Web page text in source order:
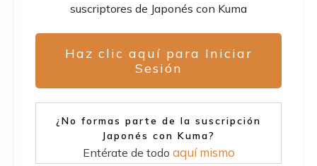
suscriptores de Japonés con Kuma
Haz clic aquí para Iniciar
Sesión
¿No formas parte de la suscripción
Japonés con Kuma?
Entérate de todo aquí mismo